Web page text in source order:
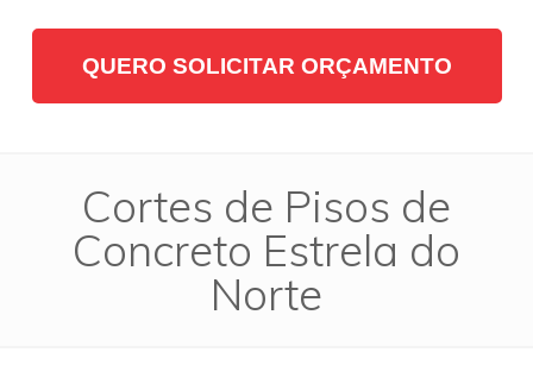
QUERO SOLICITAR ORÇAMENTO
Cortes de Pisos de
Concreto Estrela do
Norte